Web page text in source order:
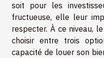
soit pour les
fructueuse, elle leur
respecter. À ce niveau,
choisir entre trois
capacité de louer son